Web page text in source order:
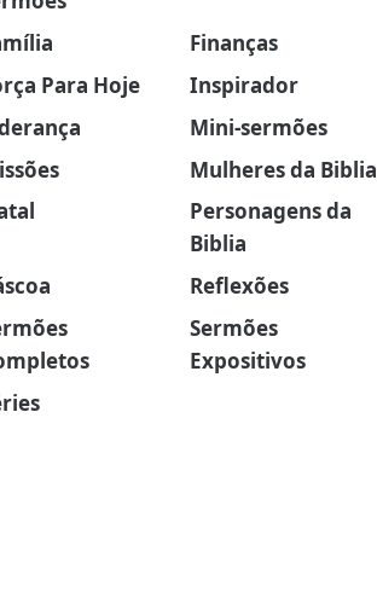
Finanças
Para Hoje
Inspirador
Mini-sermões
Mulheres da Biblia
Personagens da
Biblia
Reflexões
Sermões
Expositivos